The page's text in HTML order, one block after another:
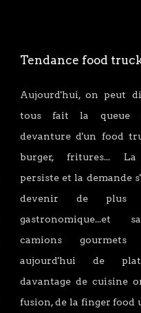
Tendance food
Aujourd'hui, on peut
tous fait la queue
devanture d'un food
burger, fritures... La
persiste et la demande
devenir de plus
gastronomique...et
camions gourmets
aujourd'hui de
davantage de cuisine
fusion, de la finger food